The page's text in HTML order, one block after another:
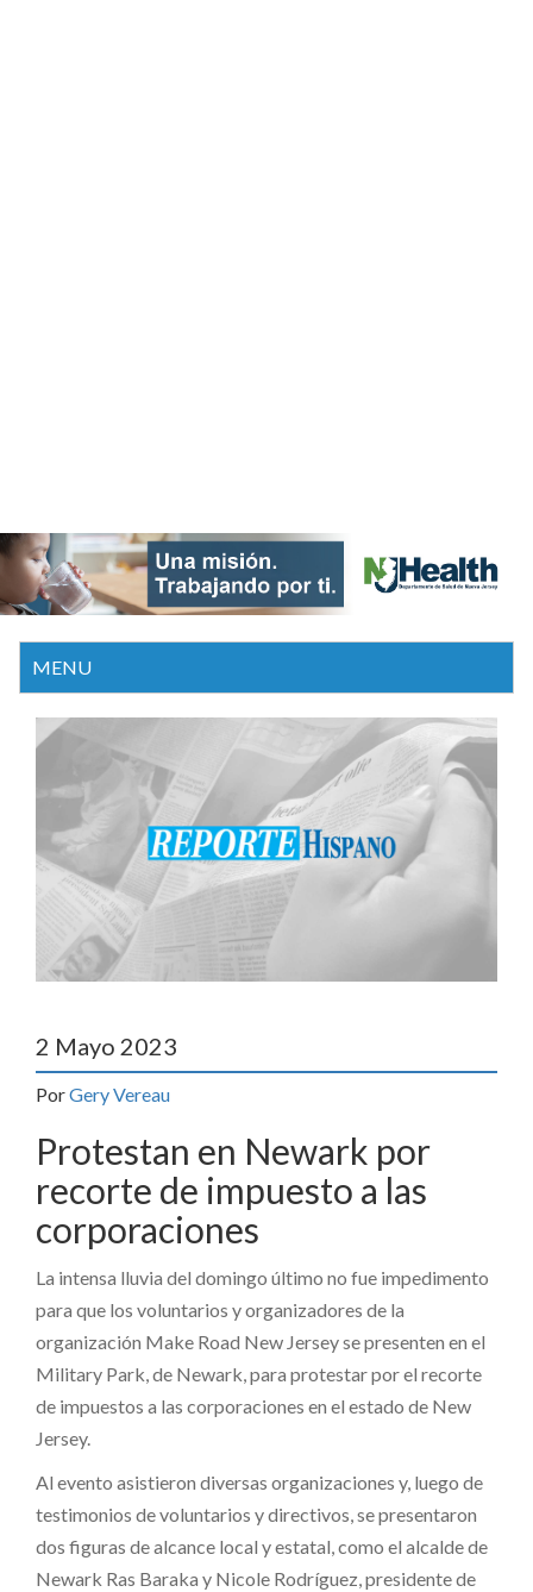
2 Mayo 2023
PorGery Vereau
Protestan en Newark por
recorte de impuesto a las
corporaciones
La intensa lluvia del domingo último no fue impedimento
para que los voluntarios y organizadores de la
organización Make Road New Jersey se presenten en el
Military Park, de Newark, para protestar por el recorte
de impuestos a las corporaciones en el estado de New
Jersey.
Al evento asistieron diversas organizaciones y, luego de
testimonios de voluntarios y directivos, se presentaron
dos figuras de alcance local y estatal, como el alcalde de
Newark Ras Baraka y Nicole Rodríguez, presidente de